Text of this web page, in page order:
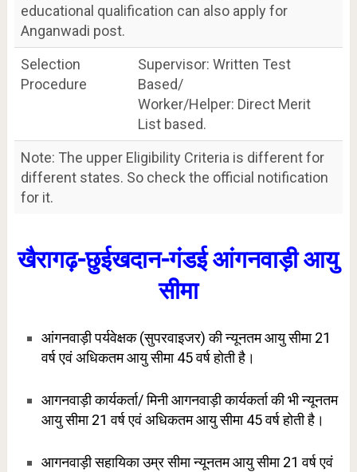
educational qualification can also apply for
Anganwadi post.
Selection
Procedure
Supervisor: Written Test
Based/
Worker/Helper: Direct Merit
List based.
Note: The upper Eligibility Criteria is different for
different states. So check the official notification
for it.
खैरागढ़-छुईखदान-गंडई आंगनवाड़ी आयु
सीमा
आंगनवाड़ी पर्यवेक्षक (सुपरवाइजर) की न्यूनतम आयु सीमा 21
वर्ष एवं अधिकतम आयु सीमा 45 वर्ष होती है।
आगनवाड़ी कार्यकर्ता/ मिनी आगनवाड़ी कार्यकर्ता की भी न्यूनतम
आयु सीमा 21 वर्ष एवं अधिकतम आयु सीमा 45 वर्ष होती है।
आगनवाड़ी सहायिका उम्र सीमा न्यूनतम आयु सीमा 21 वर्ष एवं